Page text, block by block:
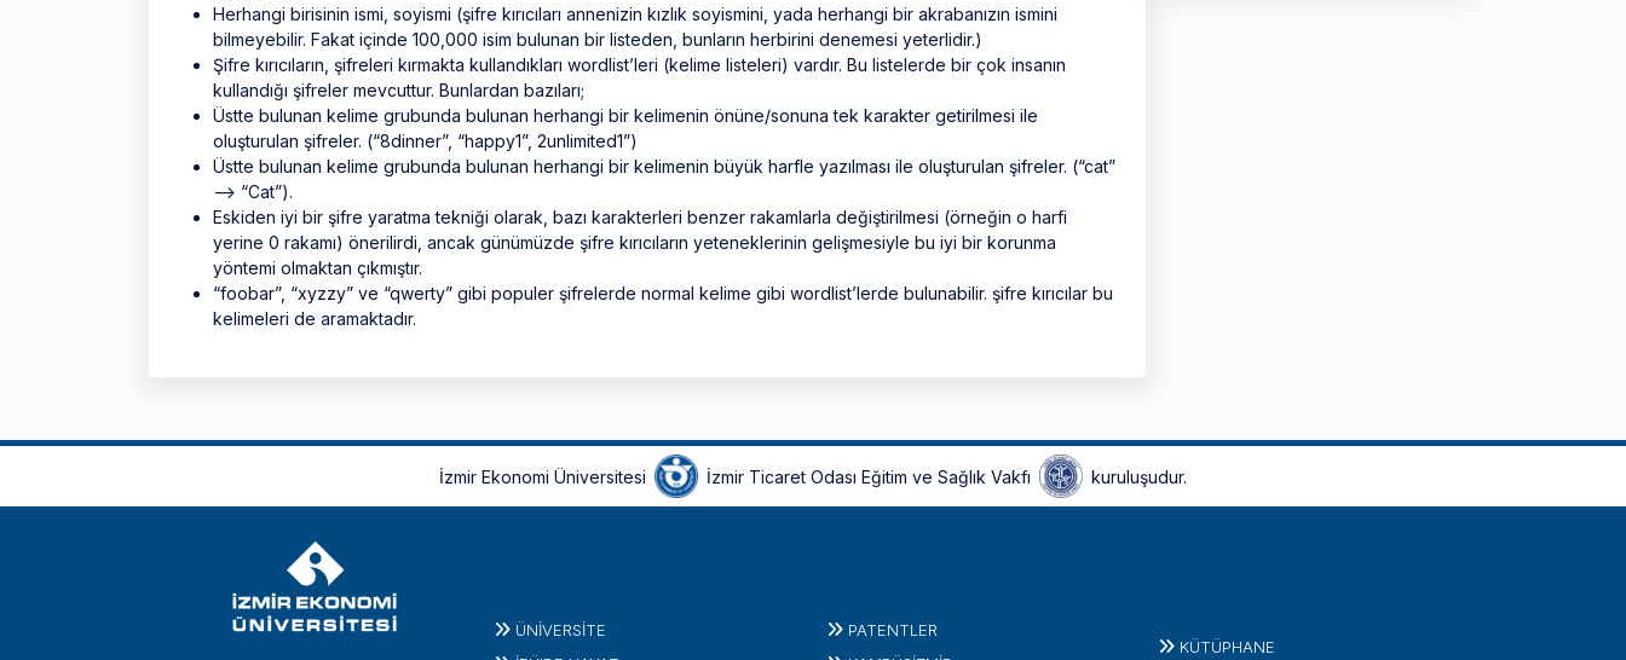
Herhangi birisinin ismi, soyismi (şifre kırıcıları annenizin kızlık soyismini, yada herhangi bir akrabanızın ismini
bilmeyebilir. Fakat içinde 100,000 isim bulunan bir listeden, bunların herbirini denemesi yeterlidir.)
Şifre kırıcıların, şifreleri kırmakta kullandıkları wordlist’leri (kelime listeleri) vardır. Bu listelerde bir çok insanın
kullandığı şifreler mevcuttur. Bunlardan bazıları;
Üstte bulunan kelime grubunda bulunan herhangi bir kelimenin önüne/sonuna tek karakter getirilmesi ile
oluşturulan şifreler. (“8dinner”, “happy1”, 2unlimited1”)
Üstte bulunan kelime grubunda bulunan herhangi bir kelimenin büyük harfle yazılması ile oluşturulan şifreler. (“cat”
--> “Cat”).
Eskiden iyi bir şifre yaratma tekniği olarak, bazı karakterleri benzer rakamlarla değiştirilmesi (örneğin o harfi
yerine 0 rakamı) önerilirdi, ancak günümüzde şifre kırıcıların yeteneklerinin gelişmesiyle bu iyi bir korunma
yöntemi olmaktan çıkmıştır.
“foobar”, “xyzzy” ve “qwerty” gibi populer şifrelerde normal kelime gibi wordlist’lerde bulunabilir. şifre kırıcılar bu
kelimeleri de aramaktadır.
İzmir Ekonomi Üniversitesi İzmir Ticaret Odası Eğitim ve Sağlık Vakfı kuruluşudur.
ÜNIVERSITE
PATENTLER
KÜTÜPHANE